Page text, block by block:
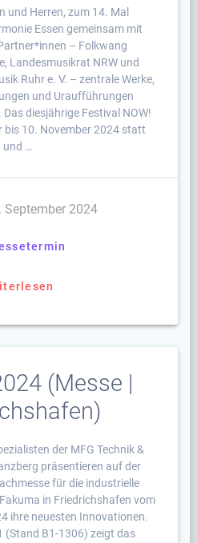
und Herren, zum 14. Mal
Essen gemeinsam mit
– Folkwang
Landesmusikrat NRW und
Ruhr e. V. – zentrale Werke,
und Uraufführungen
diesjährige Festival NOW!
bis 10. November 2024 statt
und …
September 2024
(Messe |
der MFG Technik &
präsentieren auf der
für die industrielle
in Friedrichshafen vom
ihre neuesten Innovationen.
(Stand B1-1306) zeigt das